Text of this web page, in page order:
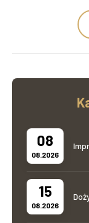
08
08.2026
15
08.2026